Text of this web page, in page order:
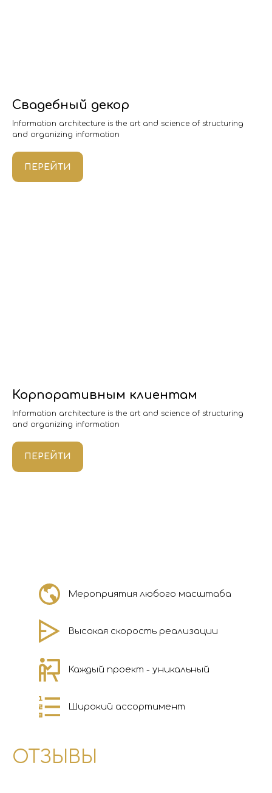
Свадебный декор
Information architecture is the art and science of structuring
and organizing information
ПЕРЕЙТИ
Корпоративным клиентам
Information architecture is the art and science of structuring
and organizing information
ПЕРЕЙТИ
Мероприятия любого масштаба
Каждый проект - уникальный
Высокая скорость реализации
Широкий ассортимент
ОТЗЫВЫ